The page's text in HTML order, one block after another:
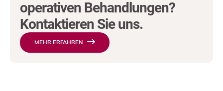
operativen Behandlungen?
Kontaktieren Sie uns.
MEHR ERFAHREN